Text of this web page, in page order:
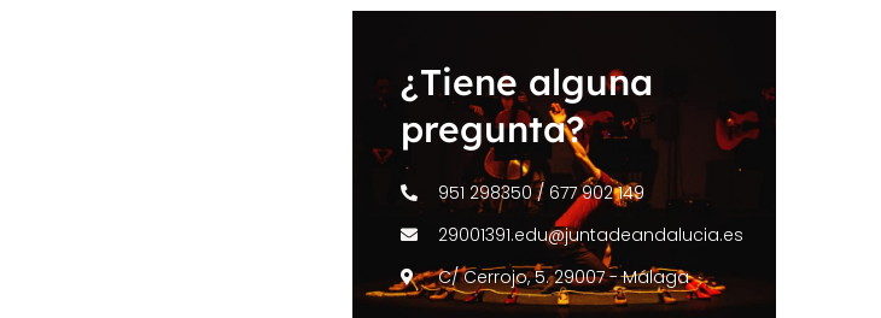
¿Tiene alguna
pregunta?
951 298350 / 677 902 149
29001391.edu@juntadeandalucia.es
C/ Cerrojo, 5. 29007 - Málaga